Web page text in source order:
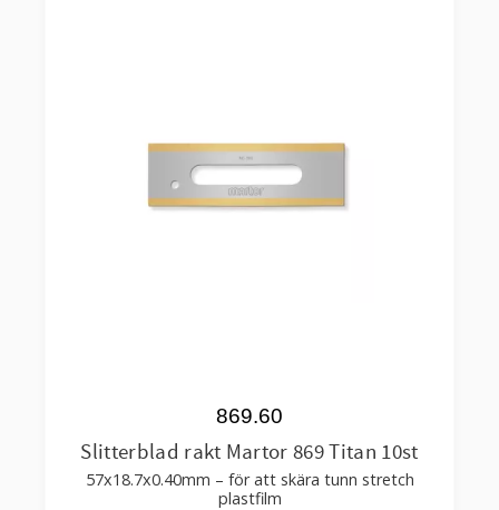
Slitterblad rakt Martor 869 Titan 10st
57x18.7x0.40mm – för att skära tunn stretch
plastfilm
869.60